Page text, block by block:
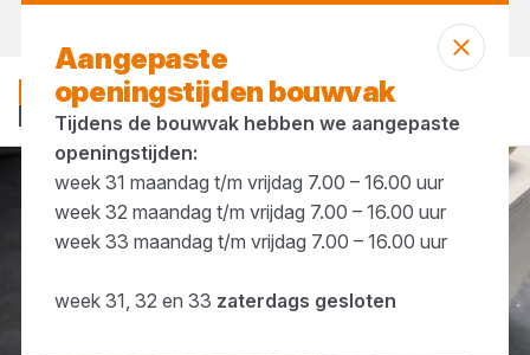
Aangepaste
openingstijden bouwvak
Tijdens de bouwvak hebben we aangepaste
openingstijden:
week 31 maandag t/m vrijdag 7.00 – 16.00 uur
week 32 maandag t/m vrijdag 7.00 – 16.00 uur
week 33 maandag t/m vrijdag 7.00 – 16.00 uur
week 31, 32 en 33 zaterdags gesloten